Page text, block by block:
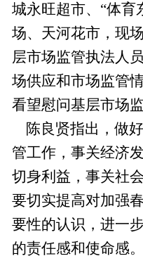
城永旺超市、“体育
场、天河花市，现
层市场监管执法人
场供应和市场监管
看望慰问基层市场
陈良贤指出，做
管工作，事关经济
切身利益，事关社
要切实提高对加强
要性的认识，进一
的责任感和使命感